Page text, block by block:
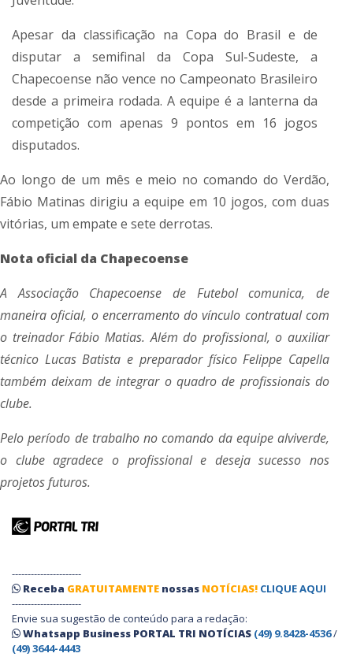
Apesar da classificação na Copa do Brasil e de
disputar a semifinal da Copa Sul-Sudeste, a
Chapecoense não vence no Campeonato Brasileiro
desde a primeira rodada. A equipe é a lanterna da
competição com apenas 9 pontos em 16 jogos
disputados.
Ao longo de um mês e meio no comando do Verdão,
Fábio Matinas dirigiu a equipe em 10 jogos, com duas
vitórias, um empate e sete derrotas.
Nota oficial da Chapecoense
A Associação Chapecoense de Futebol comunica, de
maneira oficial, o encerramento do vínculo contratual com
o treinador Fábio Matias. Além do profissional, o auxiliar
técnico Lucas Batista e preparador físico Felippe Capella
também deixam de integrar o quadro de profissionais do
clube.
Pelo período de trabalho no comando da equipe alviverde,
o clube agradece o profissional e deseja sucesso nos
projetos futuros.
----------------------
Receba GRATUITAMENTE nossas NOTÍCIAS! CLIQUE AQUI
----------------------
Envie sua sugestão de conteúdo para a redação:
Whatsapp Business PORTAL TRI NOTÍCIAS (49) 9.8428-4536/
(49) 3644-4443